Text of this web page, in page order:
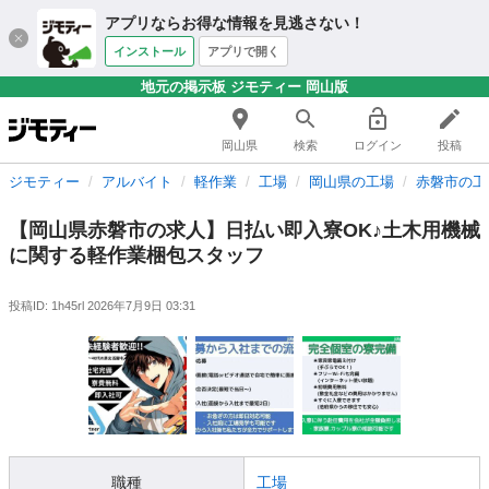
アプリならお得な情報を見逃さない！
インストール アプリで開く
地元の掲示板 ジモティー 岡山版
岡山県 検索 ログイン 投稿
ジモティー アルバイト 軽作業 工場 岡山県の工場 赤磐市の
【岡山県赤磐市の求人】日払い即入寮OK♪土木用機械
に関する軽作業梱包スタッフ
投稿ID: 1h45rl 2026年7月9日 03:31
職種 工場